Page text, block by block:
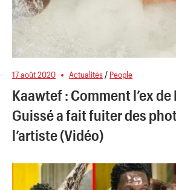
17 août 2020 Actualités / People
Kaawtef : Comment l’ex de
Guissé a fait fuiter des
l’artiste (Vidéo)